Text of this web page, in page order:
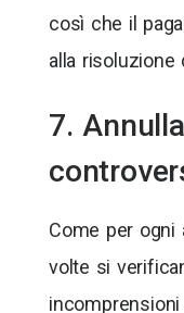
così che il
alla risoluzione
7.
Come per ogni
volte si